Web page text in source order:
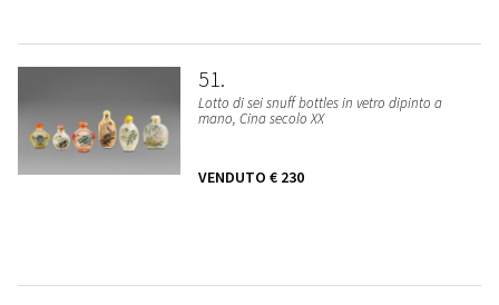
51
Lotto di sei snuff bottles in vetro dipinto a
mano, Cina secolo XX
VENDUTO € 230